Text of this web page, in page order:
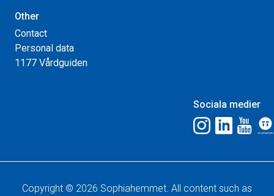
Other
Contact
Personal data
1177 Vårdguiden
Sociala medier
Copyright © 2026 Sophiahemmet. All content such as